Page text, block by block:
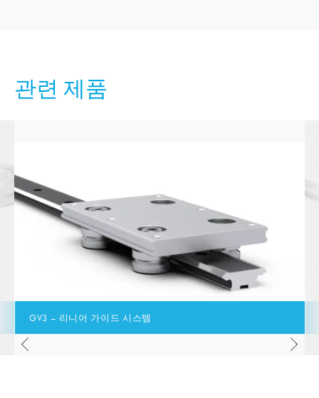
관련 제품
GV3 – 리니어 가이드 시스템